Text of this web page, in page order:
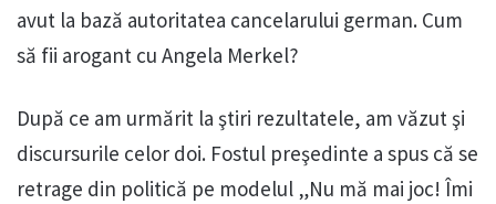
avut la bază autoritatea cancelarului german. Cum
să fii arogant cu Angela Merkel?
După ce am urmărit la ştiri rezultatele, am văzut şi
discursurile celor doi. Fostul preşedinte a spus că se
retrage din politică pe modelul „Nu mă mai joc! Îmi